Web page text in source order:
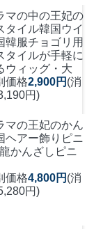
マの中の王妃の
タイル韓国ウイ
韓服チョゴリ用
タイルが手軽に
ウィッグ・大
価格2,900円 (消
円)
マの王妃のかん
ヘアー飾りピニ
かんざしピニ
価格4,800円 (消
円)